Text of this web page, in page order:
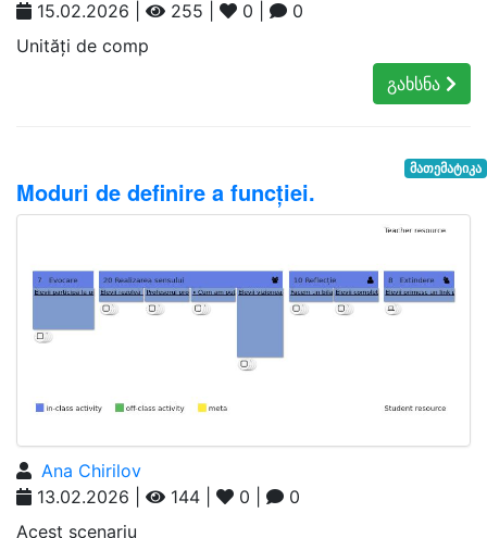
15.02.2026 | 255 | 0 |
0
Unități de comp
გახსნა
მათემატიკა
Moduri de definire a funcției.
Ana Chirilov
13.02.2026 |
144 | 0 |
0
Acest scenariu